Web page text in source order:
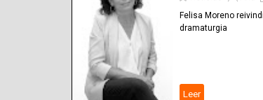
Felisa Moreno
dramaturgia
Leer